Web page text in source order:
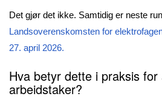
Det gjør det ikke. Samtidig er neste
Landsoverenskomsten for
27. april 2026.
Hva betyr dette i praksis for
arbeidstaker?